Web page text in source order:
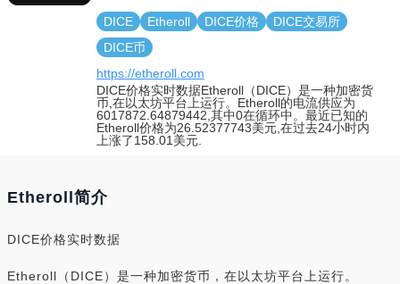
DICE Etheroll DICE价格
DICE交易所
DICE币
https://etheroll.com
DICE价格实时数据Etheroll（DICE）是一种加密货
币,在以太坊平台上运行。Etheroll的电流供应为
6017872.64879442,其中0在循环中。最近已知的
Etheroll价格为26.52377743美元,在过去24小时内
上涨了158.01美元.
Etheroll简介
DICE价格实时数据
Etheroll（DICE）是一种加密货币，在以太坊平台上运行。